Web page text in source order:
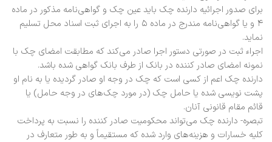
برای صدور اجرائیه دارنده چک باید عین چک و گواهی‌نامه مذکور در ماده
۴ و یا گواهی‌نامه مندرج در ماده ۵ را به اجرای ثبت اسناد محل تسلیم
نماید.
اجراء ثبت در صورتی دستور اجرا صادر می‌کند که مطابقت امضای چک با
نمونه امضای صادر کننده در بانک از طرف بانک گواهی شده باشد.
دارنده چک اعم از کسی است که چک در وجه او صادر گردیده یا به نام او
پشت نویسی شده یا حامل چک (در مورد چک‌های در وجه حامل) یا
قائم مقام قانونی آنان.
تبصره- دارنده چک می‌تواند محکومیت صادر کننده را نسبت به پرداخت
کلیه خسارات و هزینه‌های وارد شده که مستقیماً و به طور متعارف در